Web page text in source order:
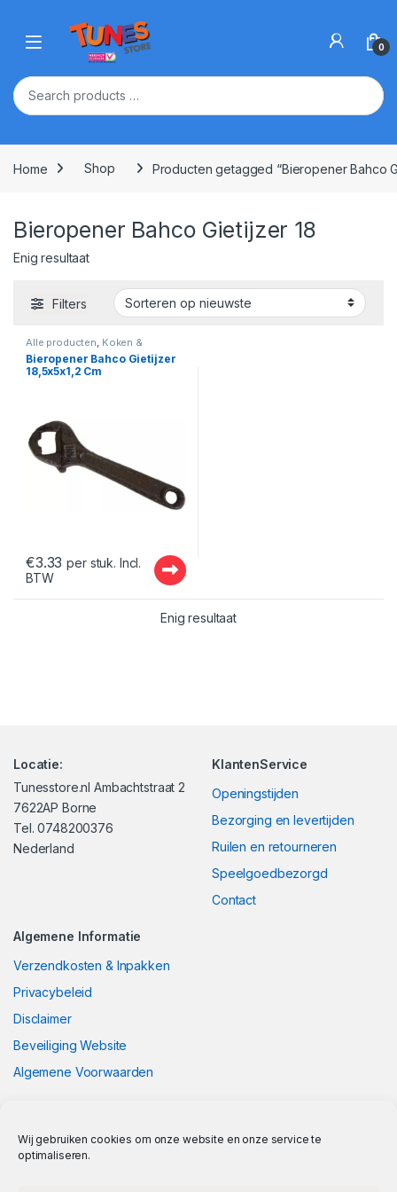
Wij gebruiken cookies om onze website en onze service te
optimaliseren.
Open 0
Home Shop Producten getagged “Bieropener Bahco
Bieropener Bahco Gietijzer 18
Enig resultaat
Filters
Alle producten, Koken &
Keukengereedschap
Bieropener Bahco Gietijzer
18,5x5x1,2 Cm
€3.33 per stuk. Incl.
BTW
Enig resultaat
Locatie:
Tunesstore.nl Ambachtstraat 2
7622AP Borne
Tel. 0748200376
Nederland
KlantenService
Openingstijden
Bezorging en levertijden
Ruilen en retourneren
Speelgoedbezorgd
Contact
Algemene Informatie
Verzendkosten & Inpakken
Privacybeleid
Disclaimer
Beveiliging Website
Algemene Voorwaarden